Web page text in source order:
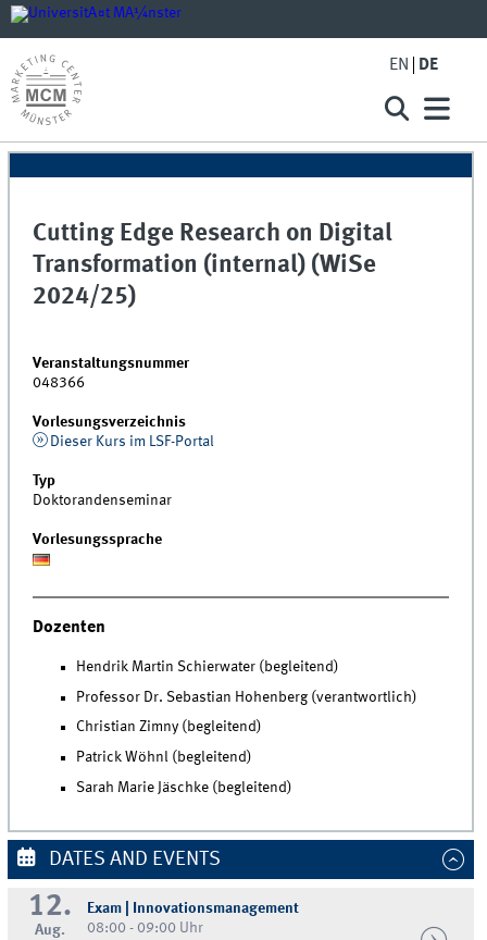
EN DE
Cutting Edge Research on Digital
Transformation (internal) (WiSe
2024/25)
Veranstaltungsnummer
048366
Vorlesungsverzeichnis
Dieser Kurs im LSF-Portal
Typ
Doktorandenseminar
Vorlesungssprache
Dozenten
Hendrik Martin Schierwater (begleitend)
Professor Dr. Sebastian Hohenberg (verantwortlich)
Christian Zimny (begleitend)
Patrick Wöhnl (begleitend)
Sarah Marie Jäschke (begleitend)
DATES AND EVENTS
12.
Aug.
Exam | Innovationsmanagement
08:00 - 09:00 Uhr